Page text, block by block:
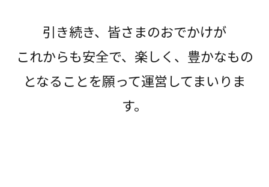
引き続き、皆さまのおでかけが
これからも安全で、楽しく、豊かなもの
となることを願って運営してまいりま
す。